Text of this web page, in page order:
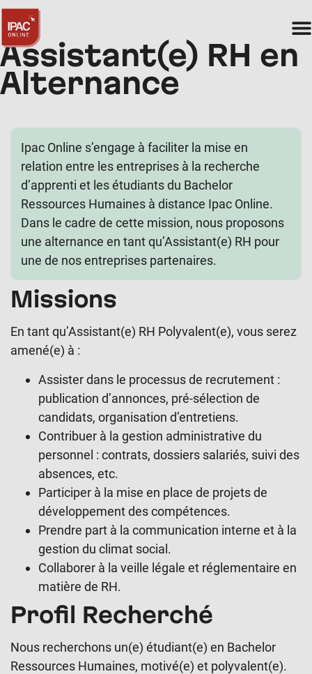
Assistant(e) RH en
Alternance
Ipac Online s’engage à faciliter la mise en
relation entre les entreprises à la recherche
d’apprenti et les étudiants du Bachelor
Ressources Humaines à distance Ipac Online.
Dans le cadre de cette mission, nous proposons
une alternance en tant qu’Assistant(e) RH pour
une de nos entreprises partenaires.
Missions
En tant qu’Assistant(e) RH Polyvalent(e), vous serez
amené(e) à :
Assister dans le processus de recrutement :
publication d’annonces, pré-sélection de
candidats, organisation d’entretiens.
Contribuer à la gestion administrative du
personnel : contrats, dossiers salariés, suivi des
absences, etc.
Participer à la mise en place de projets de
développement des compétences.
Prendre part à la communication interne et à la
gestion du climat social.
Collaborer à la veille légale et réglementaire en
matière de RH.
Profil Recherché
Nous recherchons un(e) étudiant(e) en Bachelor
Ressources Humaines, motivé(e) et polyvalent(e).